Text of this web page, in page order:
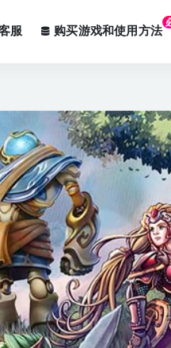
服 购买游戏和使用方法